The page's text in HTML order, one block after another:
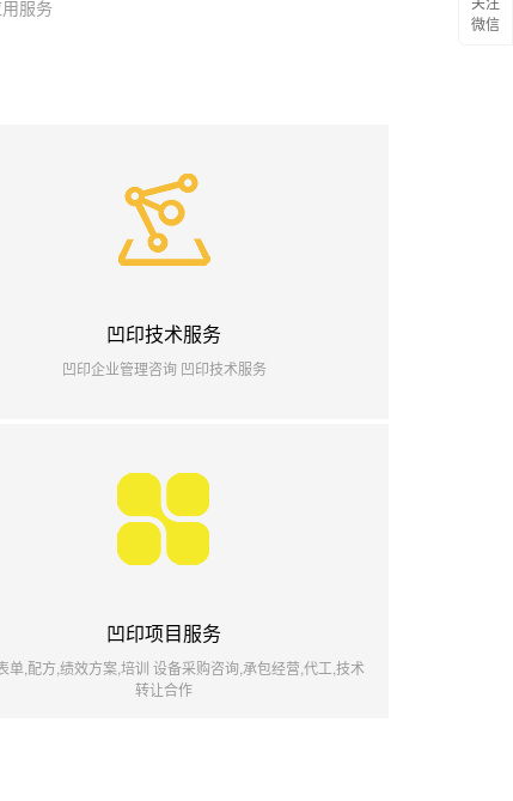
微信
服务
凹印技术服务
凹印企业管理咨询 凹印技术服务
凹印项目服务
单,配方,绩效方案,培训 设备采购咨询,承包经营,代工,技术
转让合作